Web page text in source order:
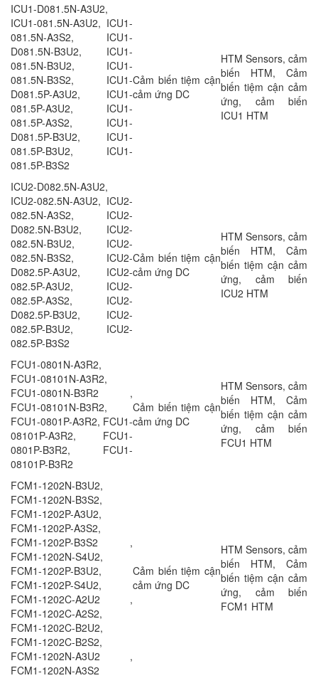
ICU1-D081.5N-A3U2,
ICU1-081.5N-A3U2, ICU1-
081.5N-A3S2, ICU1-
D081.5N-B3U2, ICU1-
081.5N-B3U2, ICU1-
081.5N-B3S2, ICU1-
D081.5P-A3U2, ICU1-
081.5P-A3U2, ICU1-
081.5P-A3S2, ICU1-
D081.5P-B3U2, ICU1-
081.5P-B3U2, ICU1-
081.5P-B3S2
Cảm biến tiệm cận
cảm ứng DC
HTM Sensors, cảm
biến HTM, Cảm
biến tiệm cận cảm
ứng, cảm biến
ICU1 HTM
ICU2-D082.5N-A3U2,
ICU2-082.5N-A3U2, ICU2-
082.5N-A3S2, ICU2-
D082.5N-B3U2, ICU2-
082.5N-B3U2, ICU2-
082.5N-B3S2, ICU2-
D082.5P-A3U2, ICU2-
082.5P-A3U2, ICU2-
082.5P-A3S2, ICU2-
D082.5P-B3U2, ICU2-
082.5P-B3U2, ICU2-
082.5P-B3S2
Cảm biến tiệm cận
cảm ứng DC
HTM Sensors, cảm
biến HTM, Cảm
biến tiệm cận cảm
ứng, cảm biến
ICU2 HTM
FCU1-0801N-A3R2,
FCU1-08101N-A3R2,
FCU1-0801N-B3R2 ,
FCU1-08101N-B3R2,
FCU1-0801P-A3R2, FCU1-
08101P-A3R2, FCU1-
0801P-B3R2, FCU1-
08101P-B3R2
Cảm biến tiệm cận
cảm ứng DC
HTM Sensors, cảm
biến HTM, Cảm
biến tiệm cận cảm
ứng, cảm biến
FCU1 HTM
FCM1-1202N-B3U2,
FCM1-1202N-B3S2,
FCM1-1202P-A3U2,
FCM1-1202P-A3S2,
FCM1-1202P-B3S2 ,
FCM1-1202N-S4U2,
FCM1-1202P-B3U2,
FCM1-1202P-S4U2,
FCM1-1202C-A2U2 ,
FCM1-1202C-A2S2,
FCM1-1202C-B2U2,
FCM1-1202C-B2S2,
FCM1-1202N-A3U2 ,
FCM1-1202N-A3S2
Cảm biến tiệm cận
cảm ứng DC
HTM Sensors, cảm
biến HTM, Cảm
biến tiệm cận cảm
ứng, cảm biến
FCM1 HTM